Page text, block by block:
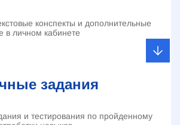
конспекты и дополнительные
в личном кабинете
задания
и тестирования по пройденному